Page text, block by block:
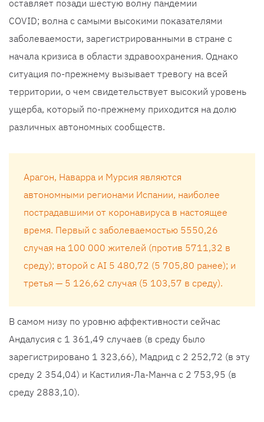
оставляет позади шестую волну пандемии
COVID; волна с самыми высокими показателями
заболеваемости, зарегистрированными в стране с
начала кризиса в области здравоохранения. Однако
ситуация по-прежнему вызывает тревогу на всей
территории, о чем свидетельствует высокий уровень
ущерба, который по-прежнему приходится на долю
различных автономных сообществ.
Арагон, Наварра и Мурсия являются
автономными регионами Испании, наиболее
пострадавшими от коронавируса в настоящее
время. Первый с заболеваемостью 5550,26
случая на 100 000 жителей (против 5711,32 в
среду); второй с AI 5 480,72 (5 705,80 ранее); и
третья — 5 126,62 случая (5 103,57 в среду).
В самом низу по уровню аффективности сейчас
Андалусия с 1 361,49 случаев (в среду было
зарегистрировано 1 323,66), Мадрид с 2 252,72 (в эту
среду 2 354,04) и Кастилия-Ла-Манча с 2 753,95 (в
среду 2883,10).